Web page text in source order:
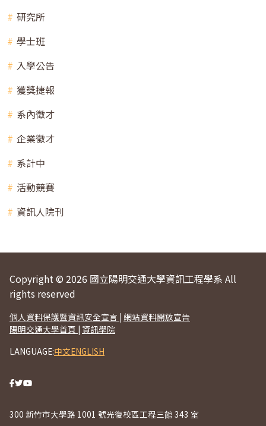
研究所
學士班
入學公告
獲獎捷報
系內徵才
企業徵才
系計中
活動競賽
資訊人院刊
Copyright © 2026 國立陽明交通大學資訊工程學系 All
rights reserved
個人資料保護暨資訊安全宣言 | 網站資料開放宣告
陽明交通大學首頁 | 資訊學院
LANGUAGE:中文ENGLISH
300 新竹市大學路 1001 號光復校區工程三館 343 室